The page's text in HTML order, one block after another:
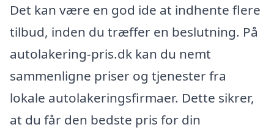
Det kan være en god ide at indhente flere
tilbud, inden du træffer en beslutning. På
autolakering-pris.dk kan du nemt
sammenligne priser og tjenester fra
lokale autolakeringsfirmaer. Dette sikrer,
at du får den bedste pris for din